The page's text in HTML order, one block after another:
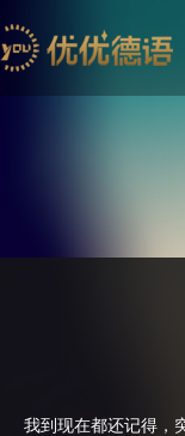
我到现在都还记得，